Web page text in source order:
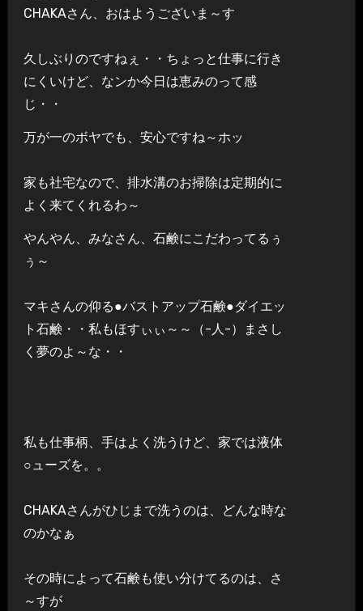
CHAKAさん、おはようございま～す
久しぶりのですねぇ・・ちょっと仕事に行き
にくいけど、なンか今日は恵みのって感
じ・・
万が一のボヤでも、安心ですね～ホッ
家も社宅なので、排水溝のお掃除は定期的に
よく来てくれるわ～
やんやん、みなさん、石鹸にこだわってるぅ
ぅ～
マキさんの仰る●バストアップ石鹸●ダイエッ
ト石鹸・・私もほすぃぃ～～（-人-）まさし
く夢のよ～な・・
私も仕事柄、手はよく洗うけど、家では液体
○ューズを。。
CHAKAさんがひじまで洗うのは、どんな時な
のかなぁ
その時によって石鹸も使い分けてるのは、さ
～すが